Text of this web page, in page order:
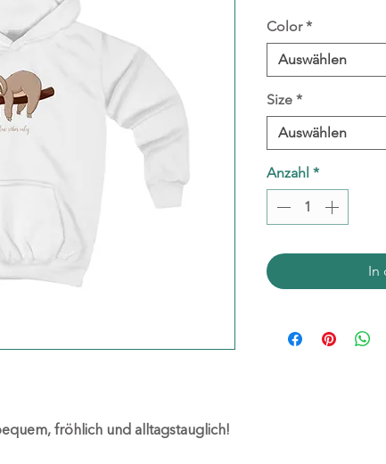
fröhlich und alltagstauglich!
Color *
Auswählen
Size *
Auswählen
Anzahl *
In